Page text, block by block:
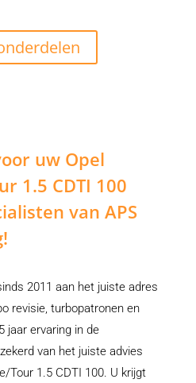
uw Opel
1.5 CDTI 100
van APS
2011 aan het juiste adres
revisie, turbopatronen en
jaar ervaring in de
van het juiste advies
Tour 1.5 CDTI 100. U krijgt